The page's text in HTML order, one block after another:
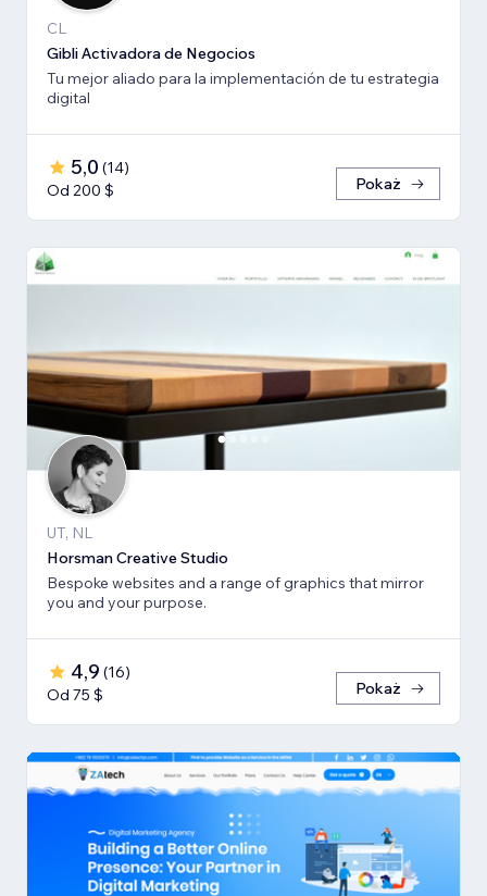
CL
Gibli Activadora de Negocios
Tu mejor aliado para la implementación de tu estrategia
digital
5,0 (14)
Od 200 $
Pokaż
UT, NL
Horsman Creative Studio
Bespoke websites and a range of graphics that mirror
you and your purpose.
4,9 (16)
Od 75 $
Pokaż